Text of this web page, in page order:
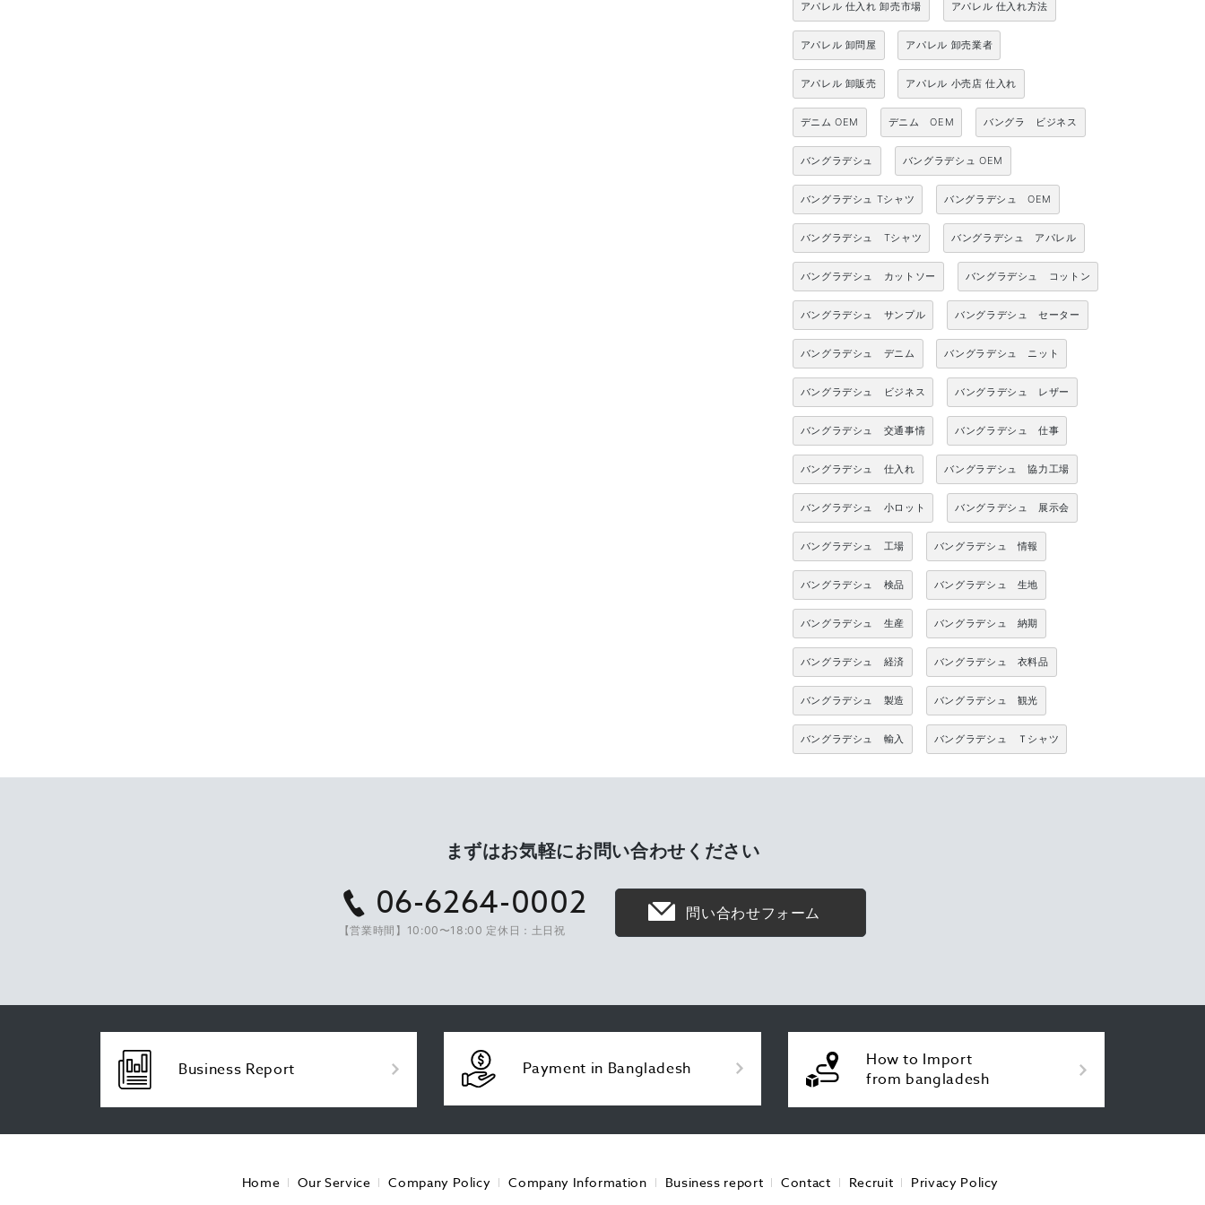
アパレル 仕入れ 卸売市場 アパレル 仕入れ方法
アパレル 卸問屋 アパレル 卸売業者
アパレル 卸販売 アパレル 小売店 仕入れ
デニム OEM デニム OEM バングラ ビジネス
バングラデシュ バングラデシュ OEM
バングラデシュ Tシャツ バングラデシュ OEM
バングラデシュ Tシャツ バングラデシュ アパレル
バングラデシュ カットソー バングラデシュ コットン
バングラデシュ サンプル バングラデシュ セーター
バングラデシュ デニム バングラデシュ ニット
バングラデシュ ビジネス バングラデシュ レザー
バングラデシュ 交通事情 バングラデシュ 仕事
バングラデシュ 仕入れ バングラデシュ 協力工場
バングラデシュ 小ロット バングラデシュ 展示会
バングラデシュ 工場 バングラデシュ 情報
バングラデシュ 検品 バングラデシュ 生地
バングラデシュ 生産 バングラデシュ 納期
バングラデシュ 経済 バングラデシュ 衣料品
バングラデシュ 製造 バングラデシュ 観光
バングラデシュ 輸入 バングラデシュ Ｔシャツ
まずはお気軽にお問い合わせください
06-6264-0002
【営業時間】10:00〜18:00 定休日：土日祝
問い合わせフォーム
Business Report Payment in Bangladesh
How to Import
from bangladesh
Home Our Service Company Policy Company Information Business report Contact Recruit Privacy Policy